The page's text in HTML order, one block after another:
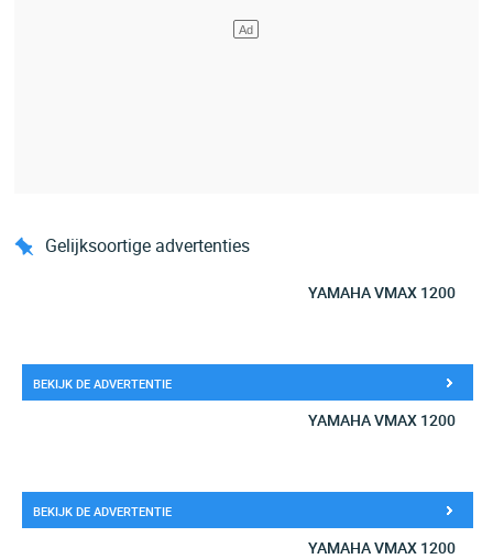
Gelijksoortige advertenties
YAMAHA VMAX 1200
BEKIJK DE ADVERTENTIE
YAMAHA VMAX 1200
BEKIJK DE ADVERTENTIE
YAMAHA VMAX 1200